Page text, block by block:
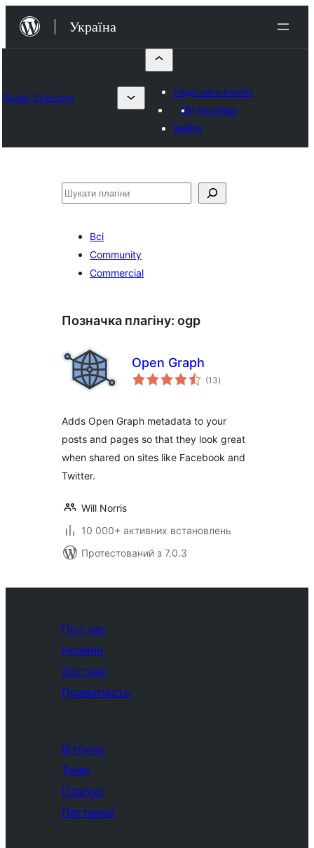
Перейти
Україна
Plugin Directory
Надіслати плагін
My favorites
Увійти
Пошук
Всі
Community
Commercial
Позначка плагіну: ogp
Open Graph
(13загальний
рейтинг
)
Adds Open Graph metadata to your
posts and pages so that they look great
when shared on sites like Facebook and
Twitter.
Will Norris
10 000+ активних встановлень
Протестований з 7.0.3
Про нас
Новини
Хостинг
Приватність
Вітрина
Теми
Плагіни
Паттерни